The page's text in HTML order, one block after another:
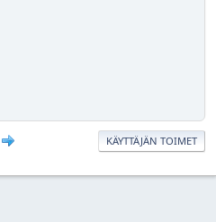
KÄYTTÄJÄN TOIMET